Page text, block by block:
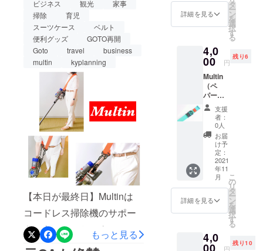
Multinで肩掛け運搬を。⁡クラ
ウドファンディング
CAMPFIREにて先行入手可
能『キャンプファイヤー
マルティン』で検索⁡実施期
間：9/30～10/31、商品お届
け時期は2021年11月上旬⁡⁡#
マルティン #multin #旅行 #
トラベル #出張 #ビジネス #
育児 #ベビーカー #家事 #ア
ウトドア #スーツケース #ベ
ルト #観光 #goto #育児
#campfire #災害 #防災
#kyplanning #ケイワイプラ
ンニング #盗難防止 #買い物
ラベルはMultinで ■■⁡ケイワ
イ・プランニングの新発明
品⁡進化系スーツケースベル
ト『Multin（マルティン）』⁡
従来の開口防止機能に加
え、肩掛けベルト・盗難防
止ベルトにも変化⁡家事や介
護・お仕事にも⁡◯ペットボ
トルのケース買い◯買い物
袋が重い・多い・傘も持た
なきゃ◯赤ちゃんを抱いて
ベビーカーを担ぎなきゃ◯
重たい新聞雑誌のゴミ捨て
◯アウトドアや災害時に給
水タンクを運ぶ◯台車や撮
ビジネス
観光
家事
掃除
育児
スーツケース
ベルト
便利グッズ
GOTO再開
Goto
travel
business
multin
kyplanning
【本日が最終日】Multinは
コードレス掃除機のサポー
トにも！ユニセックスで豊
富なカラーバリエーション
もっと見る
の皆様、お
気軽にご相
談下さい。
皆さんは日
常生活で
「毎度面倒
くさいな
～」と不便
を感じるこ
とはないで
すか？ 是非
教えて下さ
い！
ラッ
プ･･･2
･･2個
・D型リ
ングア
ダプ
ター･･･
3個 ・
カラビ
ナ付き
スト
レッチ
ベル
ト･･･2
（税込
み・送
料別）
円
（税・
送料込
み）の
約
24%OF
Fにてご
用意。
＜キッ
ト内容
＞ ・ベ
ルト本
体･･･1
本 ・接
着ファ
スナー
スト
ラビナ
（大）･
詳細を見る
タ
ー
ン
を
選
択
す
る
4,0
00 円
残り6
Multin
（ペ
パーミ
ント）
一般販
売予定
のスタ
ンダー
ドカ
ラー 販
売予定
価格
5,280円
（税込
み・送
料別）
円
（税・
支援
者：
0人
お届
け予
定：
2021
年11
月
詳細を見る
こ
の
リ
タ
ー
ン
を
選
択
す
る
4,0
00 円
残り10